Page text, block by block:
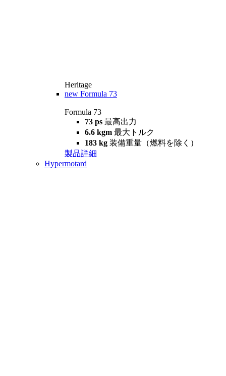
Heritage
new Formula 73
Formula 73
73 ps 最高出力
6.6 kgm 最大トルク
183 kg 装備重量（燃料を除く）
製品詳細
Hypermotard